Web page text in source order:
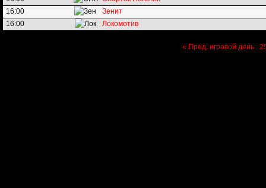
16:00
Зенит
16:00
Локомотив
« Пред. игровой день